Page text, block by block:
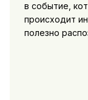
в событие,
происходит
полезно